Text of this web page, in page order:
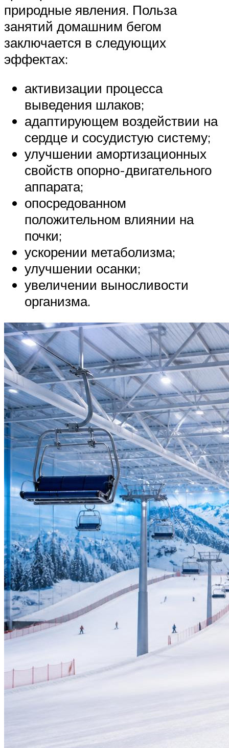
природные явления. Польза
занятий домашним бегом
заключается в следующих
эффектах:
активизации процесса
выведения шлаков;
адаптирующем воздействии на
сердце и сосудистую систему;
улучшении амортизационных
свойств опорно-двигательного
аппарата;
опосредованном
положительном влиянии на
почки;
ускорении метаболизма;
улучшении осанки;
увеличении выносливости
организма.